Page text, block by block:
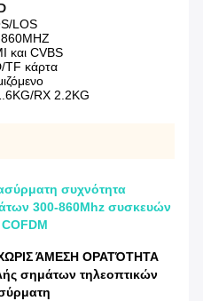
LOS
και CVBS
TF κάρτα
RX 2.2KG
συχνότητα
300-860Mhz συσκευών
ΧΩΡΙΣ ΆΜΕΣΗ ΟΡΑΤΌΤΗΤΑ
σημάτων τηλεοπτικών